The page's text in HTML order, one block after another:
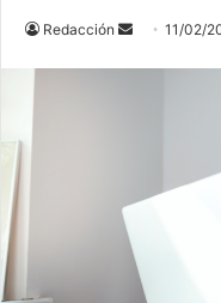
Redacción
Send11/02/